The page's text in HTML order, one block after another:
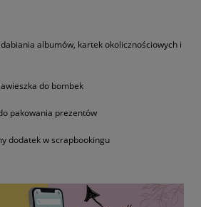
albumów, kartek okolicznościowych i
do bombek
pakowania prezentów
dodatek w scrapbookingu